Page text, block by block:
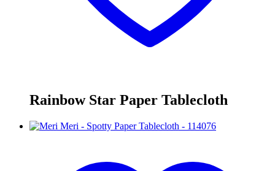
Rainbow Star Paper Tablecloth